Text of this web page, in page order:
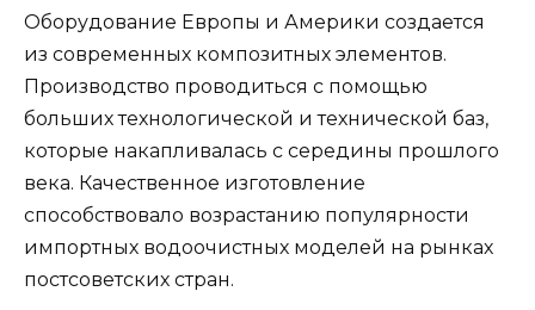
Оборудование Европы и Америки создается
из современных композитных элементов.
Производство проводиться с помощью
больших технологической и технической баз,
которые накапливалась с середины прошлого
века. Качественное изготовление
способствовало возрастанию популярности
импортных водоочистных моделей на рынках
постсоветских стран.